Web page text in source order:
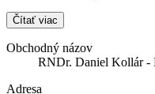
Čítať viac
Obchodný názov
RNDr. Daniel Kollár -
Adresa